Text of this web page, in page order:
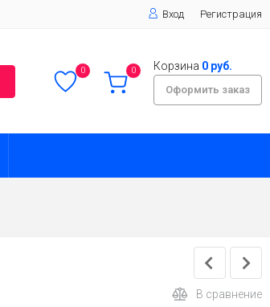
Вход Регистрация
0 0 Корзина 0 руб.
Оформить заказ
В сравнение